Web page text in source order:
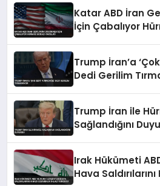
Katar ABD İran
İçin Çabalıyor
Trump İran’a
Dedi Gerilim
Trump İran ile
Sağlandığını
Irak Hükümeti
Hava